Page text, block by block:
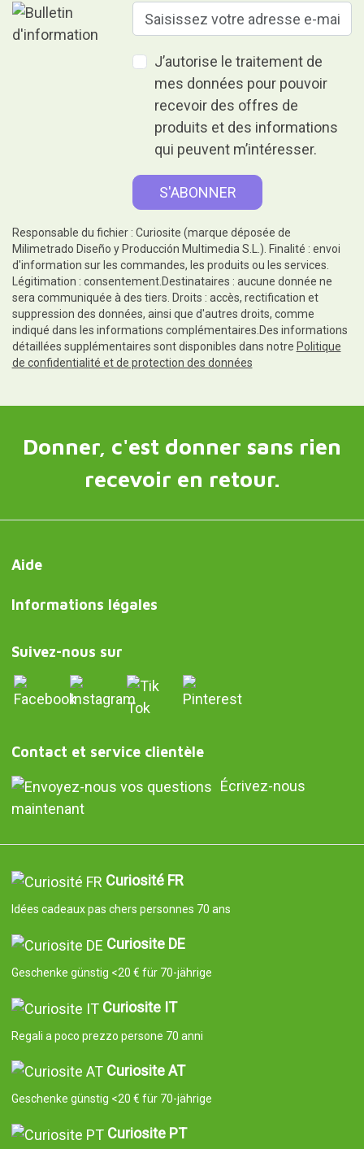
J’autorise le traitement de
mes données pour pouvoir
recevoir des offres de
produits et des informations
qui peuvent m’intéresser.
Responsable du fichier : Curiosite (marque déposée de
Milimetrado Diseño y Producción Multimedia S.L.). Finalité : envoi
d'information sur les commandes, les produits ou les services.
Légitimation : consentement.Destinataires : aucune donnée ne
sera communiquée à des tiers. Droits : accès, rectification et
suppression des données, ainsi que d'autres droits, comme
indiqué dans les informations complémentaires.Des informations
détaillées supplémentaires sont disponibles dans notre Politique
de confidentialité et de protection des données
Donner, c'est donner sans rien
recevoir en retour.
Aide
Informations légales
Suivez-nous sur
Contact et service clientèle
Écrivez-nous
maintenant
Curiosité FR
Idées cadeaux pas chers personnes 70 ans
Curiosite DE
Geschenke günstig <20 € für 70-jährige
Curiosite IT
Regali a poco prezzo persone 70 anni
Curiosite AT
Geschenke günstig <20 € für 70-jährige
Curiosite PT